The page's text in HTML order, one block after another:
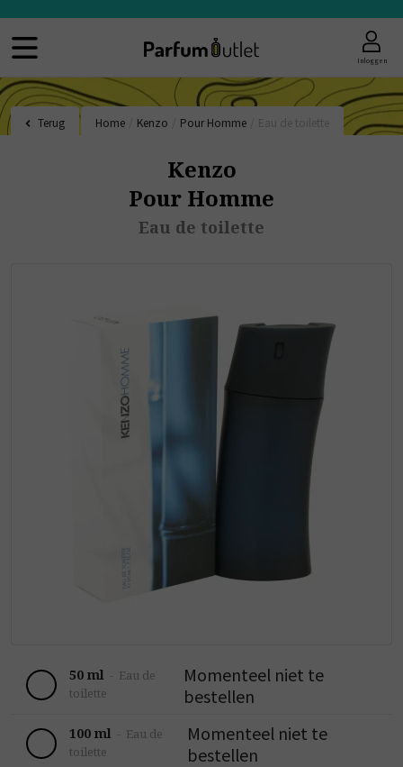
Inloggen
Terug Home Kenzo Pour Homme
Kenzo
Pour Homme
Eau de toilette
50 ml - Eau de
toilette
Momenteel niet te
bestellen
100 ml - Eau de
toilette
Momenteel niet te
bestellen